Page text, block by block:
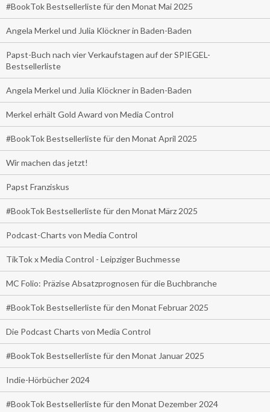
#BookTok Bestsellerliste für den Monat Mai 2025
Angela Merkel und Julia Klöckner in Baden-Baden
Papst-Buch nach vier Verkaufstagen auf der SPIEGEL-
Bestsellerliste
Angela Merkel und Julia Klöckner in Baden-Baden
Merkel erhält Gold Award von Media Control
#BookTok Bestsellerliste für den Monat April 2025
Wir machen das jetzt!
Papst Franziskus
#BookTok Bestsellerliste für den Monat März 2025
Podcast-Charts von Media Control
TikTok x Media Control - Leipziger Buchmesse
MC Folio: Präzise Absatzprognosen für die Buchbranche
#BookTok Bestsellerliste für den Monat Februar 2025
Die Podcast Charts von Media Control
#BookTok Bestsellerliste für den Monat Januar 2025
Indie-Hörbücher 2024
#BookTok Bestsellerliste für den Monat Dezember 2024